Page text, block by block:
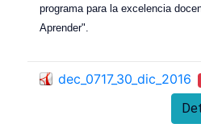
programa para la excelencia
Aprender".
dec_0717_30_dic_2016